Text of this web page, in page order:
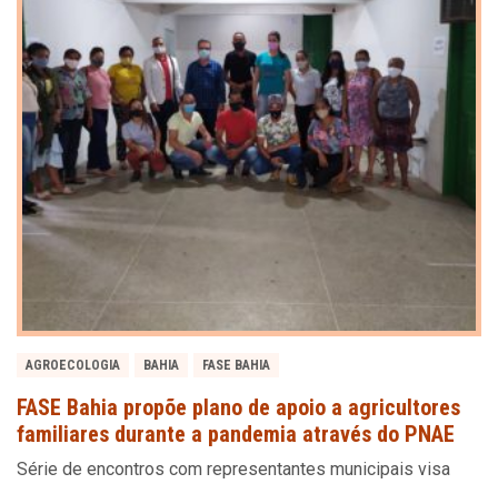
AGROECOLOGIA BAHIA FASE BAHIA
FASE Bahia propõe plano de apoio a agricultores
familiares durante a pandemia através do PNAE
Série de encontros com representantes municipais visa